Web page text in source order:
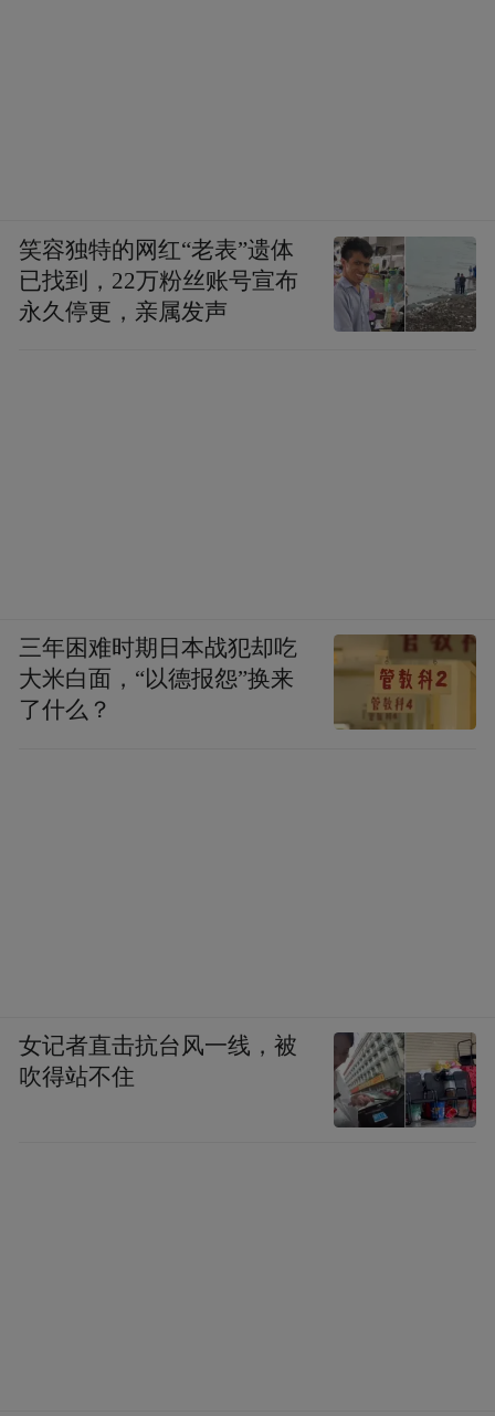
笑容独特的网红“老表”遗体
已找到，22万粉丝账号宣布
永久停更，亲属发声
三年困难时期日本战犯却吃
大米白面，“以德报怨”换来
了什么？
女记者直击抗台风一线，被
吹得站不住